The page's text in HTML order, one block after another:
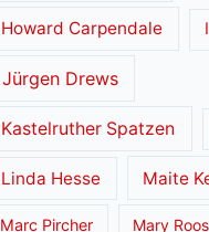
Howard Carpendale
Jürgen Drews
Kastelruther Spatzen
Linda Hesse Maite
Marc Pircher Mary Roos